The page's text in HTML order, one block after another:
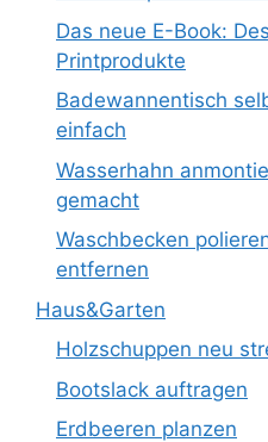
Das neue E-Book:
Printprodukte
Badewannentisch
einfach
Wasserhahn
gemacht
Waschbecken
entfernen
Haus&Garten
Holzschuppen neu
Bootslack auftragen
Erdbeeren planzen